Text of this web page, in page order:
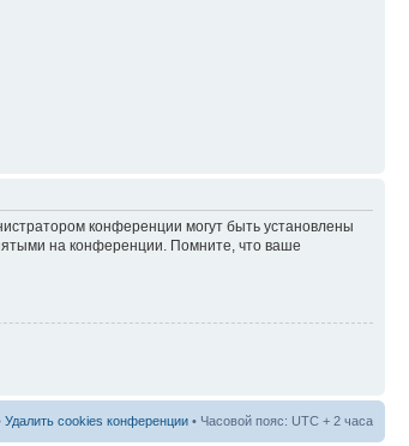
конференции могут быть установлены
на конференции. Помните, что ваше
Удалить cookies конференции • Часовой пояс: UTC + 2 часа